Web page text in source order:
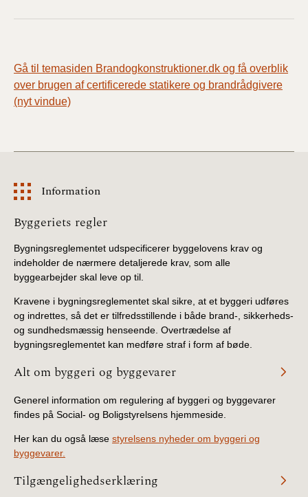
BR18 (1/1-29/6
BR18 (1/7-31/12
2020)
BR18 (4/7-31/12
BR18 (1/1-4/7 2019)
BR18 (1/7-31/12
BR18 (1/1-30/6
2018)
BR15 (2015-2018)
Tidligere BR (1961-
Gå til temasiden Brandogkonstruktioner.dk og få overblik
over brugen af certificerede statikere og brandrådgivere
(nyt vindue)
Information
Information
Byggeriets regler
Bygningsreglementet udspecificerer byggelovens krav og
indeholder de nærmere detaljerede krav, som alle
byggearbejder skal leve op til.
Kravene i bygningsreglementet skal sikre, at et byggeri udføres
og indrettes, så det er tilfredsstillende i både brand-, sikkerheds-
og sundhedsmæssig henseende. Overtrædelse af
bygningsreglementet kan medføre straf i form af bøde.
Alt om byggeri og byggevarer
Generel information om regulering af byggeri og byggevarer
findes på Social- og Boligstyrelsens hjemmeside.
Her kan du også læse styrelsens nyheder om byggeri og
byggevarer.
Tilgængelighedserklæring